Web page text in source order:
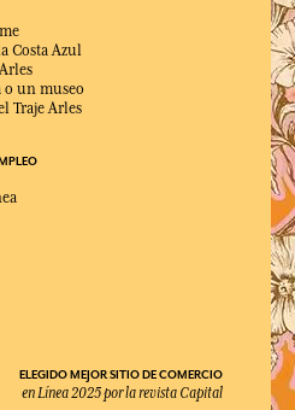
Costa Azul
un museo
Traje Arles
ELEGIDO MEJOR SITIO DE COMERCIO
en Línea 2025 por la revista Capital